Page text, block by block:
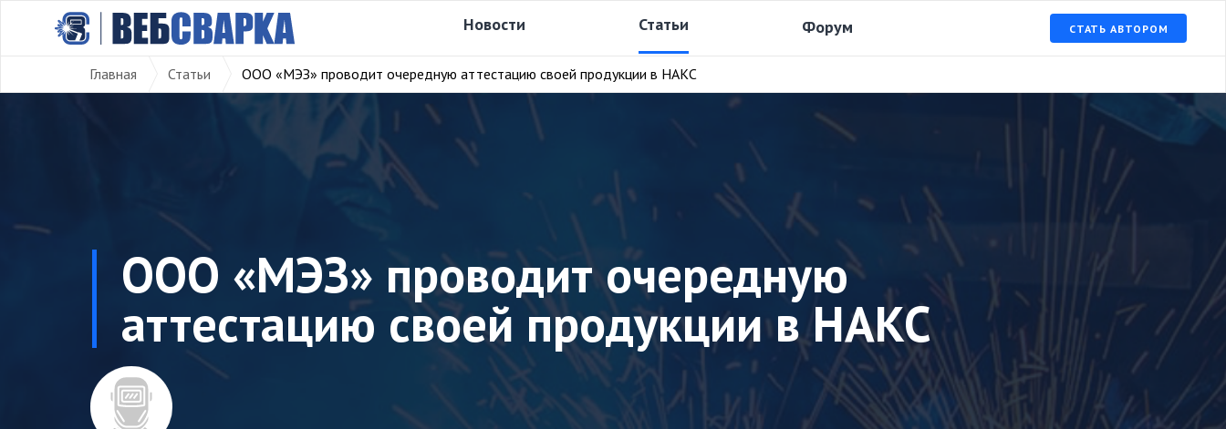
Новости Статьи Форум СТАТЬ АВТОРОМ
Главная Статьи ООО «МЭЗ» проводит очередную аттестацию своей продукции в НАКС
ООО «МЭЗ» проводит очередную
аттестацию своей продукции в НАКС